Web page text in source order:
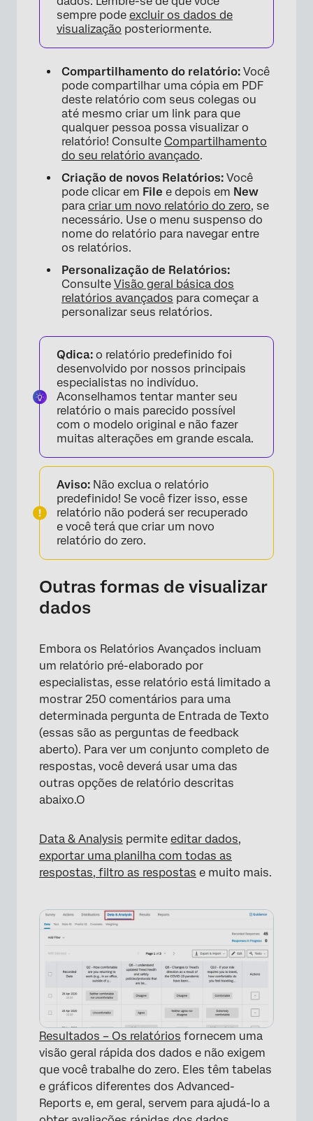
sempre pode excluir os dados de
visualização posteriormente.
Compartilhamento do relatório: Você
pode compartilhar uma cópia em PDF
deste relatório com seus colegas ou
até mesmo criar um link para que
qualquer pessoa possa visualizar o
relatório! Consulte Compartilhamento
do seu relatório avançado.
Criação de novos Relatórios: Você
pode clicar em File e depois em New
para criar um novo relatório do zero, se
necessário. Use o menu suspenso do
nome do relatório para navegar entre
os relatórios.
Personalização de Relatórios:
Consulte Visão geral básica dos
relatórios avançados para começar a
personalizar seus relatórios.
Qdica: o relatório predefinido foi
desenvolvido por nossos principais
especialistas no indivíduo.
Aconselhamos tentar manter seu
relatório o mais parecido possível
com o modelo original e não fazer
muitas alterações em grande escala.
Aviso: Não exclua o relatório
predefinido! Se você fizer isso, esse
relatório não poderá ser recuperado
e você terá que criar um novo
relatório do zero.
Outras formas de visualizar
dados
Embora os Relatórios Avançados incluam
um relatório pré-elaborado por
especialistas, esse relatório está limitado a
mostrar 250 comentários para uma
determinada pergunta de Entrada de Texto
(essas são as perguntas de feedback
aberto). Para ver um conjunto completo de
respostas, você deverá usar uma das
outras opções de relatório descritas
abaixo.O
Data & Analysis permite editar dados,
exportar uma planilha com todas as
respostas, filtro as respostas e muito mais.
Resultados – Os relatórios fornecem uma
visão geral rápida dos dados e não exigem
que você trabalhe do zero. Eles têm tabelas
e gráficos diferentes dos Advanced-
Reports e, em geral, servem para ajudá-lo a